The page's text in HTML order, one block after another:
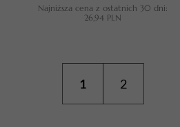
Najniższa cena z ostatnich 30 dni:
26,94 PLN
1 2